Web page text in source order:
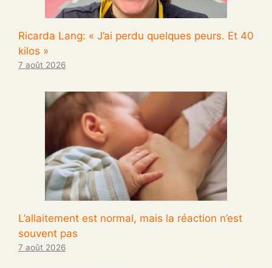
Ricarda Lang: « J’ai perdu quelques peurs. Et 40
kilos »
7 août 2026
L’allaitement est normal, mais la réaction n’est
souvent pas
7 août 2026